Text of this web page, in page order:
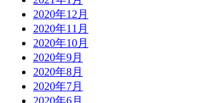
2020年12月
2020年11月
2020年10月
2020年9月
2020年8月
2020年7月